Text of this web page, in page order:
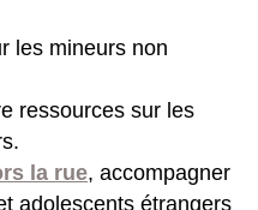
les mineurs non
ressources sur les
la rue, accompagner
adolescents étrangers